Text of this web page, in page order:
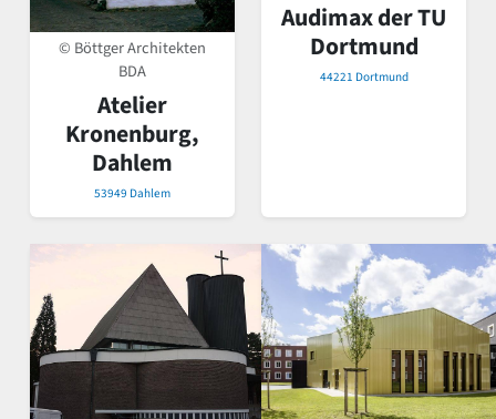
© Böttger Architekten
BDA
Atelier
Kronenburg,
Dahlem
53949 Dahlem
Audimax der TU
Dortmund
44221 Dortmund